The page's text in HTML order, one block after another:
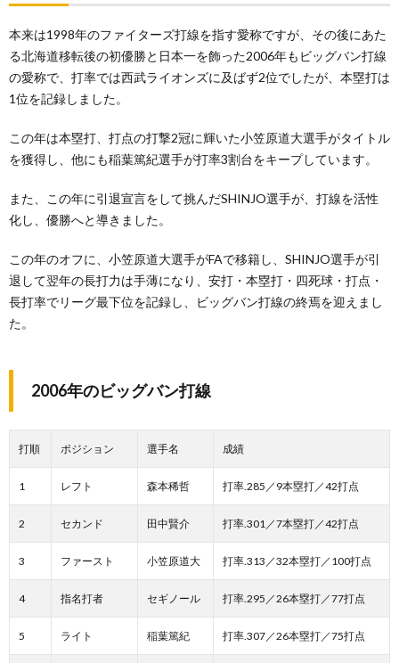
本来は1998年のファイターズ打線を指す愛称ですが、その後にあた
る北海道移転後の初優勝と日本一を飾った2006年もビッグバン打線
の愛称で、打率では西武ライオンズに及ばず2位でしたが、本塁打は
1位を記録しました。
この年は本塁打、打点の打撃2冠に輝いた小笠原道大選手がタイトル
を獲得し、他にも稲葉篤紀選手が打率3割台をキープしています。
また、この年に引退宣言をして挑んだSHINJO選手が、打線を活性
化し、優勝へと導きました。
この年のオフに、小笠原道大選手がFAで移籍し、SHINJO選手が引
退して翌年の長打力は手薄になり、安打・本塁打・四死球・打点・
長打率でリーグ最下位を記録し、ビッグバン打線の終焉を迎えまし
た。
2006年のビッグバン打線
打順 ポジション 選手名 成績
1 レフト 森本稀哲 打率.285／9本塁打／42打点
2 セカンド 田中賢介 打率.301／7本塁打／42打点
3 ファースト 小笠原道大 打率.313／32本塁打／100打点
4 指名打者 セギノール 打率.295／26本塁打／77打点
5 ライト 稲葉篤紀 打率.307／26本塁打／75打点